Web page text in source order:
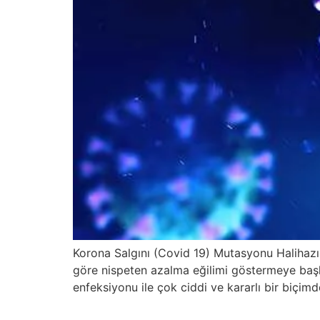
Korona Salgını (Covid 19) Mutasyonu
göre nispeten azalma eğilimi göstermeye
enfeksiyonu ile çok ciddi ve kararlı bir